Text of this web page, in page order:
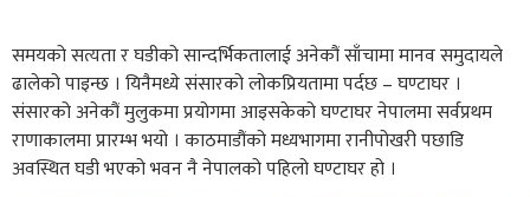
समयको सत्यता र घडीको सान्दर्भिकतालाई अनेकौं साँचामा मानव समुदायले
ढालेको पाइन्छ । यिनैमध्ये संसारको लोकप्रियतामा पर्दछ – घण्टाघर ।
संसारको अनेकौं मुलुकमा प्रयोगमा आइसकेको घण्टाघर नेपालमा सर्वप्रथम
राणाकालमा प्रारम्भ भयो । काठमाडौंको मध्यभागमा रानीपोखरी पछाडि
अवस्थित घडी भएको भवन नै नेपालको पहिलो घण्टाघर हो ।